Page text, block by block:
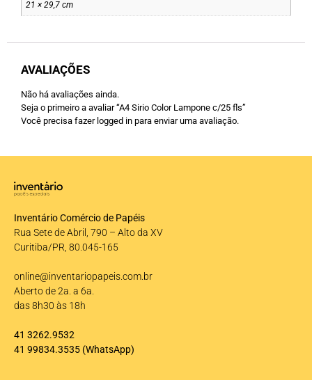
21 × 29,7 cm
AVALIAÇÕES
Não há avaliações ainda.
Seja o primeiro a avaliar “A4 Sirio Color Lampone c/25 fls”
Você precisa fazer logged in para enviar uma avaliação.
Inventário Comércio de Papéis
Rua Sete de Abril, 790 – Alto da XV
Curitiba/PR, 80.045-165
online@inventariopapeis.com.br
Aberto de 2a. a 6a.
das 8h30 às 18h
41 3262.9532
41 99834.3535 (WhatsApp)